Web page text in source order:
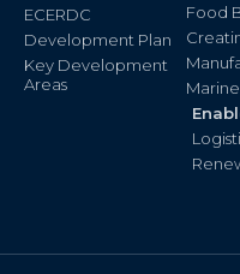
ECERDC
Development Plan
Key Development
Areas
Food